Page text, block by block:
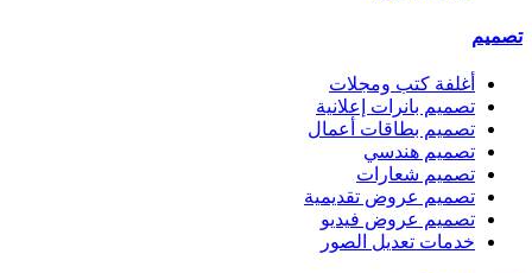
تصميم
أغلفة كتب ومجلات
تصميم بانرات إعلانية
تصميم بطاقات أعمال
تصميم هندسي
تصميم شعارات
تصميم عروض تقديمية
تصميم عروض فيديو
خدمات تعديل الصور